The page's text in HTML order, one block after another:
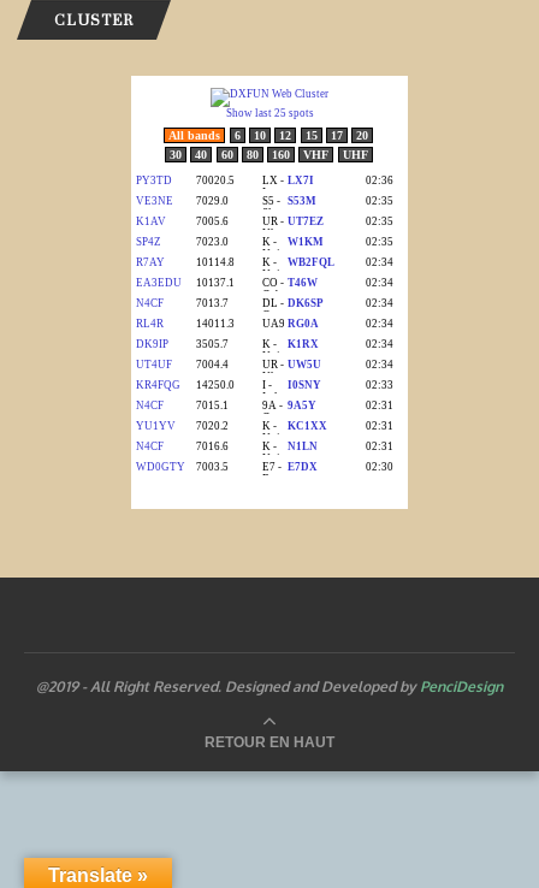
CLUSTER
@2019 - All Right Reserved. Designed and Developed by PenciDesign
RETOUR EN HAUT
Translate »